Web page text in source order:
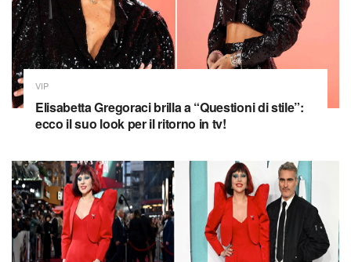
VIP
Elisabetta Gregoraci brilla a “Questioni di stile”:
ecco il suo look per il ritorno in tv!